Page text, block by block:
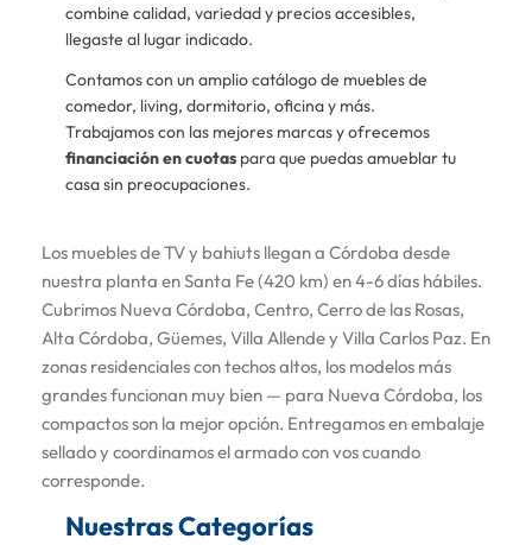
combine calidad, variedad y precios accesibles,
llegaste al lugar indicado.
Contamos con un amplio catálogo de muebles de
comedor, living, dormitorio, oficina y más.
Trabajamos con las mejores marcas y ofrecemos
financiación en cuotas para que puedas amueblar tu
casa sin preocupaciones.
Los muebles de TV y bahiuts llegan a Córdoba desde
nuestra planta en Santa Fe (420 km) en 4-6 días hábiles.
Cubrimos Nueva Córdoba, Centro, Cerro de las Rosas,
Alta Córdoba, Güemes, Villa Allende y Villa Carlos Paz. En
zonas residenciales con techos altos, los modelos más
grandes funcionan muy bien — para Nueva Córdoba, los
compactos son la mejor opción. Entregamos en embalaje
sellado y coordinamos el armado con vos cuando
corresponde.
Nuestras Categorías